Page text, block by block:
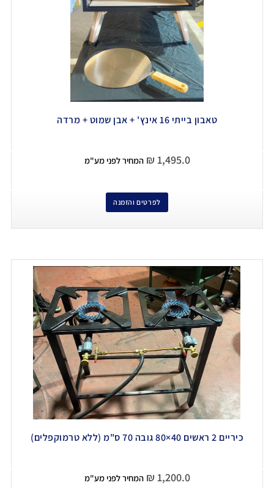
טאבון בייתי 16 אינץ' + אבן שמוט + מרדה
₪ 1,495.0 המחיר לפני מע"מ
לפרטים והזמנה
כיריים 2 ראשים 40×80 גובה 70 ס"מ (ללא טרמוקפלים)
₪ 1,200.0 המחיר לפני מע"מ